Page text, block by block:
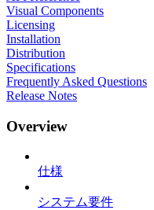
Visual Components
Licensing
Installation
Distribution
Specifications
Frequently Asked Questions
Release Notes
Overview
仕様
システム要件